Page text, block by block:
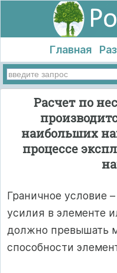
Главная
Расчет по
наибольших
процессе
Граничное условие
усилия в элементе
должно превышать
способности